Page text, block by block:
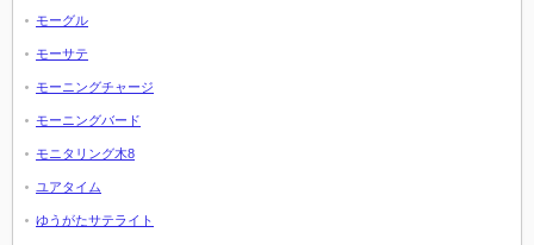
モーグル
モーサテ
モーニングチャージ
モーニングバード
モニタリング木8
ユアタイム
ゆうがたサテライト